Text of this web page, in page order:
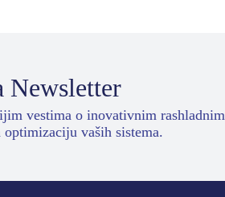
Newsletter
vestima o inovativnim
optimizaciju vaših sistema.